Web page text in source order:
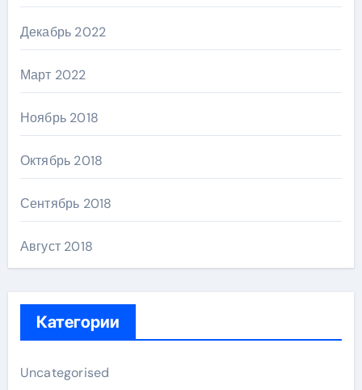
Декабрь 2022
Март 2022
Ноябрь 2018
Октябрь 2018
Сентябрь 2018
Август 2018
Категории
Uncategorised